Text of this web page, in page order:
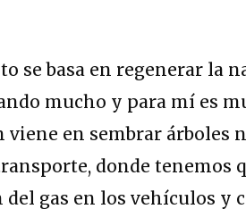
se basa en regenerar la
mucho y para mí es
viene en sembrar árboles
donde tenemos
gas en los vehículos y